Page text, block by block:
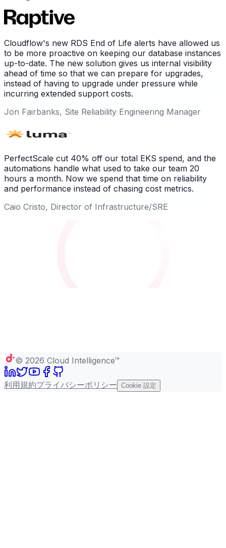
Cloudflow's new RDS End of Life alerts have allowed us
to be more proactive on keeping our database instances
up-to-date. The new solution gives us internal visibility
ahead of time so that we can prepare for upgrades,
instead of having to upgrade under pressure while
incurring extended support costs.
Jon Fairbanks, Site Reliability Engineering Manager
PerfectScale cut 40% off our total EKS spend, and the
automations handle what used to take our team 20
hours a month. Now we spend that time on reliability
and performance instead of chasing cost metrics.
Caio Cristo, Director of Infrastructure/SRE
© 2026 Cloud Intelligence™
利用規約プライバシーポリシー Cookie 設定